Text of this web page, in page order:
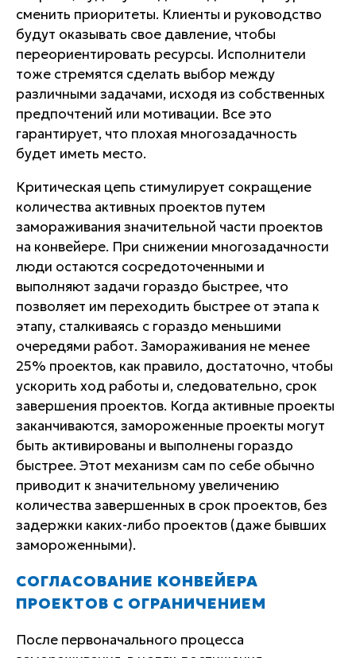
сменить приоритеты. Клиенты и руководство
будут оказывать свое давление, чтобы
переориентировать ресурсы. Исполнители
тоже стремятся сделать выбор между
различными задачами, исходя из собственных
предпочтений или мотивации. Все это
гарантирует, что плохая многозадачность
будет иметь место.
Критическая цепь стимулирует сокращение
количества активных проектов путем
замораживания значительной части проектов
на конвейере. При снижении многозадачности
люди остаются сосредоточенными и
выполняют задачи гораздо быстрее, что
позволяет им переходить быстрее от этапа к
этапу, сталкиваясь с гораздо меньшими
очередями работ. Замораживания не менее
25% проектов, как правило, достаточно, чтобы
ускорить ход работы и, следовательно, срок
завершения проектов. Когда активные проекты
заканчиваются, замороженные проекты могут
быть активированы и выполнены гораздо
быстрее. Этот механизм сам по себе обычно
приводит к значительному увеличению
количества завершенных в срок проектов, без
задержки каких-либо проектов (даже бывших
замороженными).
СОГЛАСОВАНИЕ КОНВЕЙЕРА
ПРОЕКТОВ С ОГРАНИЧЕНИЕМ
После первоначального процесса